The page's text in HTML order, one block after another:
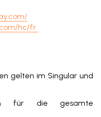
hc/fr
gelten im Singular und
für die gesamte